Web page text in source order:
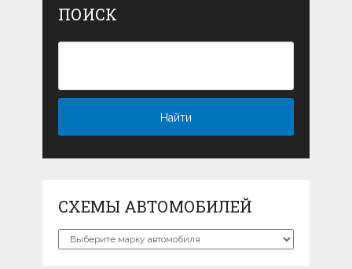
ПОИСК
СХЕМЫ АВТОМОБИЛЕЙ
Схемы